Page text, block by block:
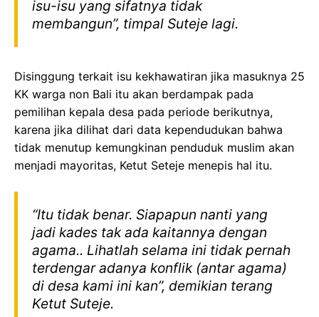
isu-isu yang sifatnya tidak
membangun”, timpal Suteje lagi.
Disinggung terkait isu kekhawatiran jika masuknya 25
KK warga non Bali itu akan berdampak pada
pemilihan kepala desa pada periode berikutnya,
karena jika dilihat dari data kependudukan bahwa
tidak menutup kemungkinan penduduk muslim akan
menjadi mayoritas, Ketut Seteje menepis hal itu.
“Itu tidak benar. Siapapun nanti yang
jadi kades tak ada kaitannya dengan
agama.. Lihatlah selama ini tidak pernah
terdengar adanya konflik (antar agama)
di desa kami ini kan”, demikian terang
Ketut Suteje.